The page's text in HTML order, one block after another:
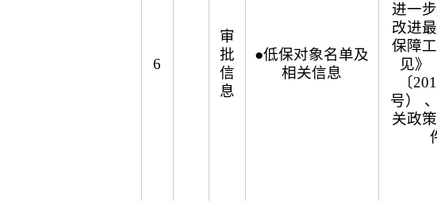
6
审
批
信
息
●低保对象名单及
相关信息
进一
改进
保障
见》
〔
号）
关政